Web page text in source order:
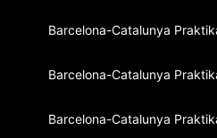
Barcelona-Catalunya
Barcelona-Catalunya
Barcelona-Catalunya